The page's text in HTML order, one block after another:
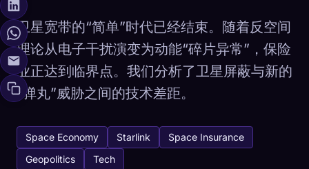
卫星宽带的“简单”时代已经结束。随着反空间
理论从电子干扰演变为动能“碎片异常”，保险
业正达到临界点。我们分析了卫星屏蔽与新的
“弹丸”威胁之间的技术差距。
Space Economy Starlink
Space Insurance
Geopolitics
Tech